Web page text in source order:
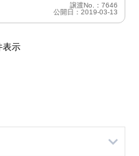
譲渡No.：7646
公開日：2019-03-13
表示